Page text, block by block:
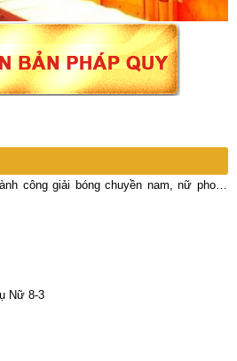
công giải bóng chuyền nam, nữ phong
Nữ 8-3